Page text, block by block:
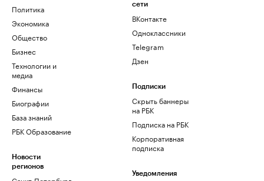
Политика
Экономика
Общество
Бизнес
Технологии и
медиа
Финансы
Биографии
База знаний
РБК Образование
Новости
регионов
сети
ВКонтакте
Одноклассники
Telegram
Дзен
Подписки
Скрыть баннеры
на РБК
Подписка на РБК
Корпоративная
подписка
Уведомления